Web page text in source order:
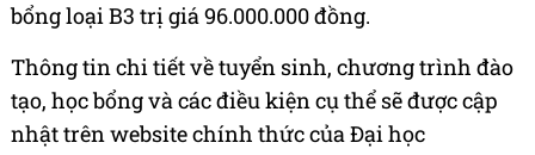
bổng loại B3 trị giá 96.000.000 đồng.
Thông tin chi tiết về tuyển sinh, chương trình đào
tạo, học bổng và các điều kiện cụ thể sẽ được cập
nhật trên website chính thức của Đại học